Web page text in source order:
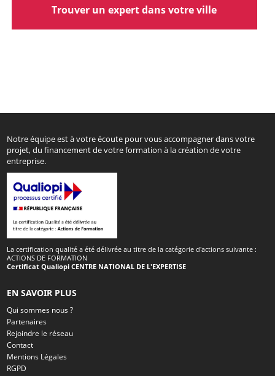
Trouver un expert dans votre ville
Notre équipe est à votre écoute pour vous accompagner dans votre
projet, du financement de votre formation à la création de votre
entreprise.
La certification qualité a été délivrée au titre de la catégorie d'actions suivante :
ACTIONS DE FORMATION
Certificat Qualiopi CENTRE NATIONAL DE L'EXPERTISE
EN SAVOIR PLUS
Qui sommes nous ?
Partenaires
Rejoindre le réseau
Contact
Mentions Légales
RGPD